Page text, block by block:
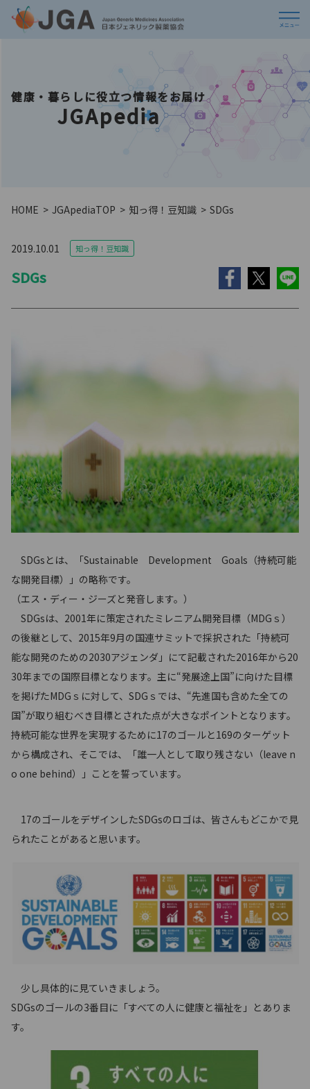
健康・暮らしに役立つ情報をお届け
JGApedia
HOME JGApediaTOP 知っ得！豆知識 SDGs
2019.10.01 知っ得！豆知識
SDGs
SDGsとは、「Sustainable Development Goals（持続可能
な開発目標）」の略称です。
（エス・ディー・ジーズと発音します。）
SDGsは、2001年に策定されたミレニアム開発目標（MDGｓ）
の後継として、2015年9月の国連サミットで採択された「持続可
能な開発のための2030アジェンダ」にて記載された2016年から20
30年までの国際目標となります。主に“発展途上国”に向けた目標
を掲げたMDGｓに対して、SDGｓでは、“先進国も含めた全ての
国”が取り組むべき目標とされた点が大きなポイントとなります。
持続可能な世界を実現するために17のゴールと169のターゲット
から構成され、そこでは、「誰一人として取り残さない（leave n
o one behind）」ことを誓っています。
17のゴールをデザインしたSDGsのロゴは、皆さんもどこかで見
られたことがあると思います。
少し具体的に見ていきましょう。
SDGsのゴールの3番目に「すべての人に健康と福祉を」とありま
す。